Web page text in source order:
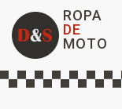
ROPA
DE
MOTO